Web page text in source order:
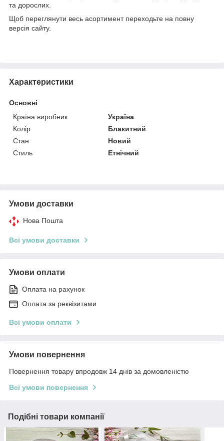
та дорослих.
Щоб переглянути весь асортимент переходьте на повну
версія сайту.
Характеристики
Основні
Країна виробник
Україна
Колір
Блакитний
Стан
Новий
Стиль
Етнічний
Умови доставки
Нова Пошта
Всі умови доставки
Умови оплати
Оплата на рахунок
Оплата за реквізитами
Всі умови оплати
Умови повернення
Повернення товару впродовж 14 днів за домовленістю
Всі умови повернення
Подібні товари компанії